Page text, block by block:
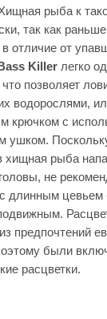
рыба к
так как
отличие от
Killer легко
позволяет
водорослями,
крючком с
ушком.
хищная рыба
не
длинным
предпочтений
были
расцветки.